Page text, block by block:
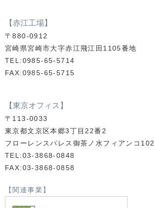
【赤江工場】
〒880-0912
宮崎県宮崎市大字赤江飛江田1105番地
TEL:0985-65-5714
FAX:0985-65-5715
【東京オフィス】
〒113-0033
東京都文京区本郷3丁目22番2
フローレンスパレス御茶ノ水フィアンコ102
TEL:03-3868-0848
FAX:03-3868-0858
【関連事業】